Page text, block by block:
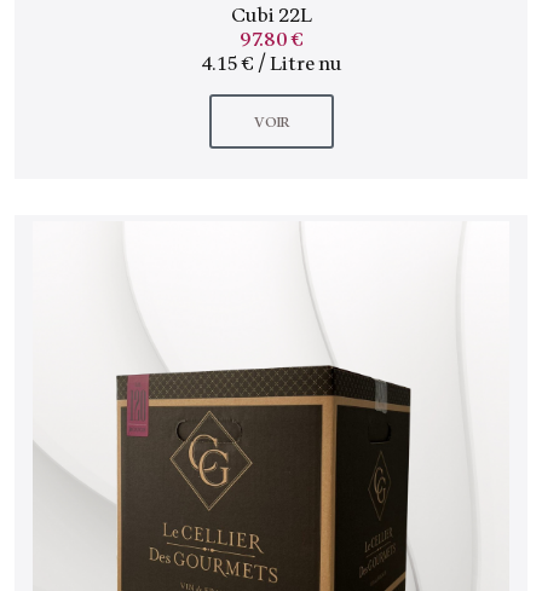
Cubi 22L
97.80 €
4.15 € / Litre nu
VOIR